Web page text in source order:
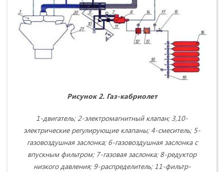
Рисунок 2. Газ-кабриолет
1-двигатель; 2-электромагнитный клапан; 3,10-
электрические регулирующие клапаны; 4-смеситель; 5-
газовоздушная заслонка; 6-газовоздушная заслонка с
впускным фильтром; 7-газовая заслонка; 8-редуктор
низкого давления; 9-распределитель; 11-фильтр-